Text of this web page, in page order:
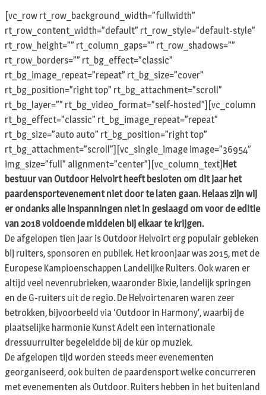
[vc_row rt_row_background_width=”fullwidth”
rt_row_content_width=”default” rt_row_style=”default-style”
rt_row_height=”” rt_column_gaps=”” rt_row_shadows=””
rt_row_borders=”” rt_bg_effect=”classic”
rt_bg_image_repeat=”repeat” rt_bg_size=”cover”
rt_bg_position=”right top” rt_bg_attachment=”scroll”
rt_bg_layer=”” rt_bg_video_format=”self-hosted”][vc_column
rt_bg_effect=”classic” rt_bg_image_repeat=”repeat”
rt_bg_size=”auto auto” rt_bg_position=”right top”
rt_bg_attachment=”scroll”][vc_single_image image=”36954″
img_size=”full” alignment=”center”][vc_column_text] Het
bestuur van Outdoor Helvoirt heeft besloten om dit jaar het
paardensportevenement niet door te laten gaan. Helaas zijn wij
er ondanks alle inspanningen niet in geslaagd om voor de editie
van 2018 voldoende middelen bij elkaar te krijgen.
De afgelopen tien jaar is Outdoor Helvoirt erg populair gebleken
bij ruiters, sponsoren en publiek. Het kroonjaar was 2015, met de
Europese Kampioenschappen Landelijke Ruiters. Ook waren er
altijd veel nevenrubrieken, waaronder Bixie, landelijk springen
en de G-ruiters uit de regio. De Helvoirtenaren waren zeer
betrokken, bijvoorbeeld via ‘Outdoor in Harmony’, waarbij de
plaatselijke harmonie Kunst Adelt een internationale
dressuurruiter begeleidde bij de kür op muziek.
De afgelopen tijd worden steeds meer evenementen
georganiseerd, ook buiten de paardensport welke concurreren
met evenementen als Outdoor. Ruiters hebben in het buitenland